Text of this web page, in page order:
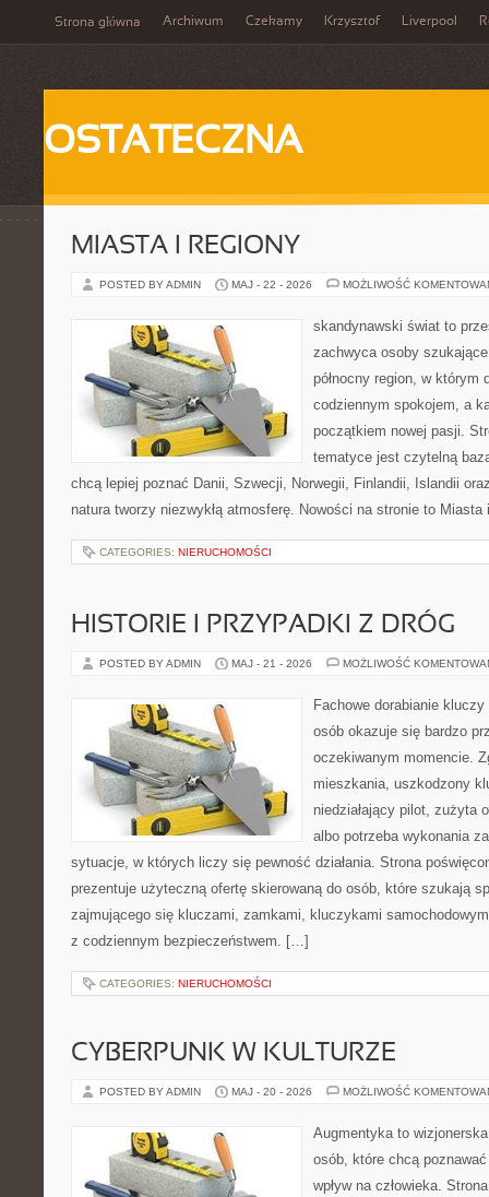
Strona główna Archiwum Czekamy Krzysztof Liverpool
OSTATECZNA
MIASTA I REGIONY
POSTED BY ADMIN MAJ - 22 - 2026 MOŻLIWOŚĆ
skandynawski świat to
zachwyca osoby
północny region, w
codziennym spokojem, a
początkiem nowej pasji.
tematyce jest czytelną
chcą lepiej poznać Danii, Szwecji, Norwegii, Finlandii, Islandii
natura tworzy niezwykłą atmosferę. Nowości na stronie to
CATEGORIES: NIERUCHOMOŚCI
HISTORIE I PRZYPADKI Z DRÓG
POSTED BY ADMIN MAJ - 21 - 2026 MOŻLIWOŚĆ
Fachowe dorabianie
osób okazuje się bardzo
oczekiwanym momencie.
mieszkania, uszkodzony
niedziałający pilot, zużyta
albo potrzeba wykonania
sytuacje, w których liczy się pewność działania. Strona
prezentuje użyteczną ofertę skierowaną do osób, które szukają
zajmującego się kluczami, zamkami, kluczykami
z codziennym bezpieczeństwem. […]
CATEGORIES: NIERUCHOMOŚCI
CYBERPUNK W KULTURZE
POSTED BY ADMIN MAJ - 20 - 2026 MOŻLIWOŚĆ
Augmentyka to
osób, które chcą
wpływ na człowieka.